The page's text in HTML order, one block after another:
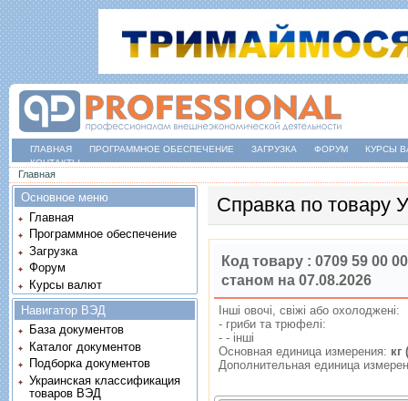
ГЛАВНАЯ ПРОГРАММНОЕ ОБЕСПЕЧЕНИЕ ЗАГРУЗКА ФОРУМ
КУРСЫ
КОНТАКТЫ
Вы здесь
Главная
Справка по товару
Код товару : 0709 59 00 00
станом на 07.08.2026
Iншi овочi, свiжi або охолодженi:
- гриби та трюфелi:
- - iншi
Основная единица измерения: кг
Дополнительная единица
Основное меню
Главная
Программное обеспечение
Загрузка
Форум
Курсы валют
Навигатор ВЭД
База документов
Каталог документов
Подборка документов
Украинская классификация
товаров ВЭД